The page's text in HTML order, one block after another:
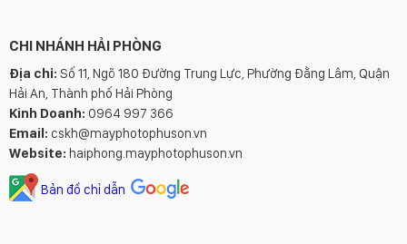
CHI NHÁNH HẢI PHÒNG
Địa chỉ: Số 11, Ngõ 180 Đường Trung Lực, Phường Đằng Lâm, Quận
Hải An, Thành phố Hải Phòng
Kinh Doanh: 0964 997 366
Email: cskh@mayphotophuson.vn
Website: haiphong.mayphotophuson.vn
Bản đồ chỉ dẫn